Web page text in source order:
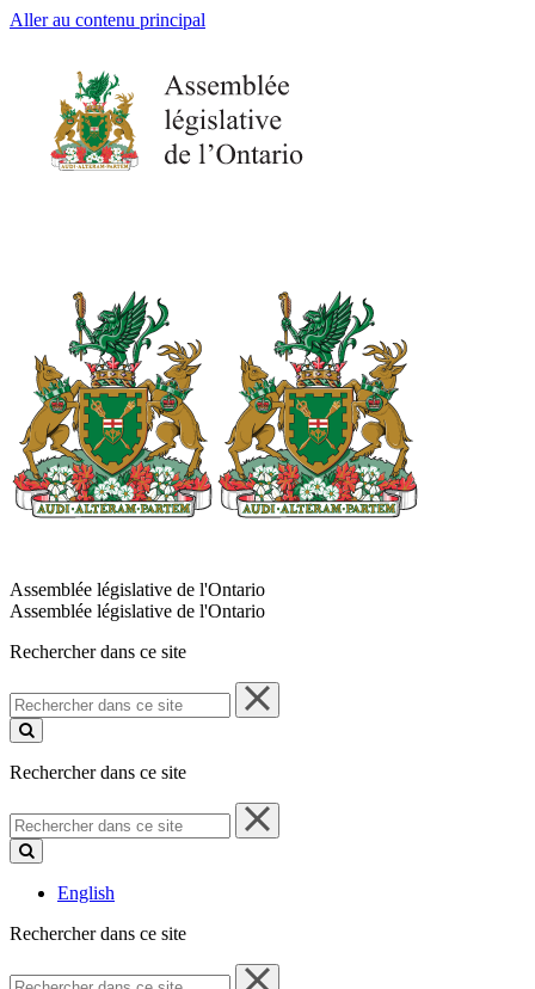
Aller au contenu principal
Assemblée législative de l'Ontario
Assemblée législative de l'Ontario
Rechercher dans ce site
Rechercher
dans
ce
Rechercher dans ce site
Rechercher
dans
ce
English
Rechercher dans ce site
Rechercher